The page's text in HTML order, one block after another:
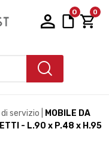
0 0
di servizio
MOBILE DA
- L.90 x P.48 x H.95